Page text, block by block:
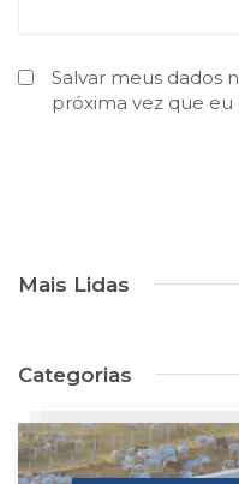
Salvar meus dados
próxima vez que
Mais Lidas
Categorias